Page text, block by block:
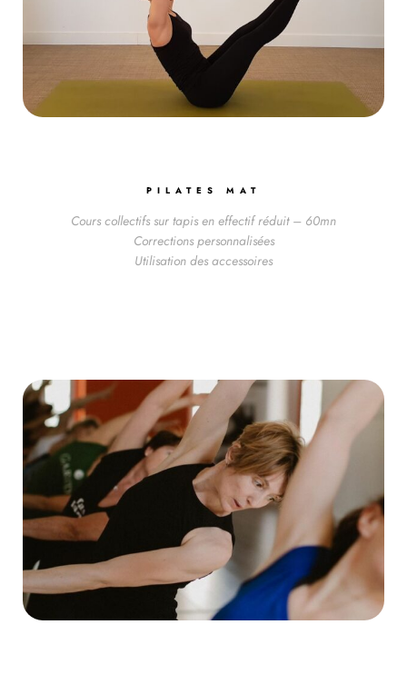
PILATES MAT
Cours collectifs sur tapis en effectif réduit – 60mn
Corrections personnalisées
Utilisation des accessoires